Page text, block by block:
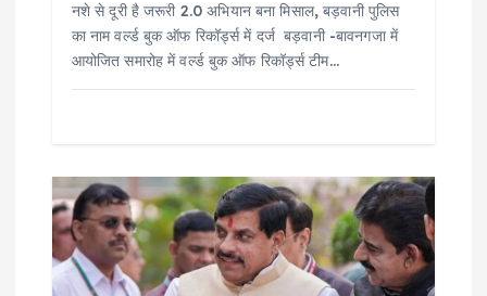
नशे से दूरी है जरूरी 2.0 अभियान बना मिसाल, बड़वानी पुलिस
का नाम वर्ल्ड बुक ऑफ रिकॉर्ड्स में दर्ज बड़वानी -बावनगजा में
आयोजित समारोह में वर्ल्ड बुक ऑफ रिकॉर्ड्स टीम…